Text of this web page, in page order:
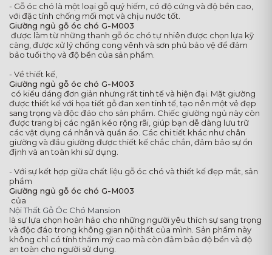
- Gỗ óc chó là một loại gỗ quý hiếm, có độ cứng và độ bền cao,
với đặc tính chống mối mọt và chịu nước tốt.
Giường ngủ gỗ óc chó G-M003
được làm từ những thanh gỗ óc chó tự nhiên được chọn lựa kỹ
càng, được xử lý chống cong vênh và sơn phủ bảo vệ để đảm
bảo tuổi thọ và độ bền của sản phẩm.
- Về thiết kế,
Giường ngủ gỗ óc chó G-M003
có kiểu dáng đơn giản nhưng rất tinh tế và hiện đại. Mặt giường
được thiết kế với họa tiết gỗ đan xen tinh tế, tạo nên một vẻ đẹp
sang trọng và độc đáo cho sản phẩm. Chiếc giường ngủ này còn
được trang bị các ngăn kéo rộng rãi, giúp bạn dễ dàng lưu trữ
các vật dụng cá nhân và quần áo. Các chi tiết khác như chân
giường và đầu giường được thiết kế chắc chắn, đảm bảo sự ổn
định và an toàn khi sử dụng.
- Với sự kết hợp giữa chất liệu gỗ óc chó và thiết kế đẹp mắt, sản
phẩm
Giường ngủ gỗ óc chó G-M003
của
Nội Thất Gỗ Óc Chó Mansion
là sự lựa chọn hoàn hảo cho những người yêu thích sự sang trọng
và độc đáo trong không gian nội thất của mình. Sản phẩm này
không chỉ có tính thẩm mỹ cao mà còn đảm bảo độ bền và độ
an toàn cho người sử dụng.